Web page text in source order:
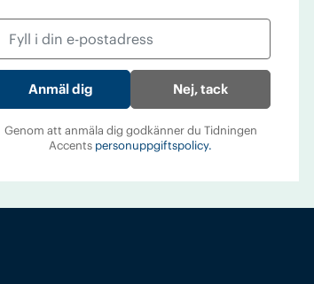
nykterhet
116 33 Stockholm
Janson Lundkvist,
nummer av
Accent
Nej, tack
Genom att anmäla dig godkänner du Tidningen
Accents personuppgiftspolicy.